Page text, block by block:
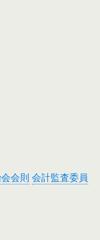
会則 会計監査委員